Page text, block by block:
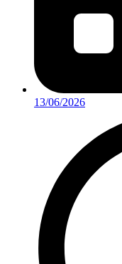
13/06/2026